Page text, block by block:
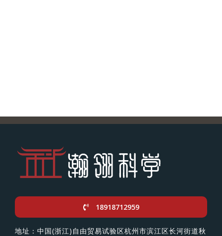
18918712959
地址：中国(浙江)自由贸易试验区杭州市滨江区长河街道秋